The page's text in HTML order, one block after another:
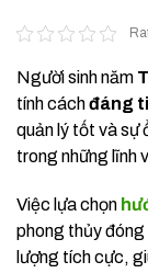
Người sinh năm
tính cáchđáng
quản lý tốt và sự
trong những lĩnh
Việc lựa chọn
phong thủy
lượng tích cực,